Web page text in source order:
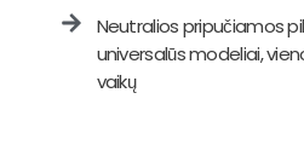
Neutralios pripučiamos
universalūs modeliai,
vaikų